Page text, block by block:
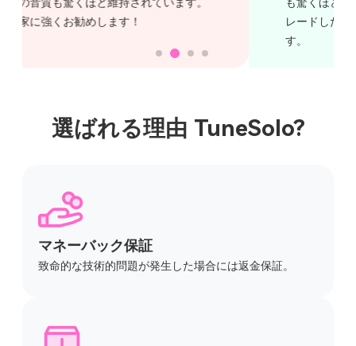
レードしたい音楽愛好家には必須のツールで
す。
選ばれる理由 TuneSolo?
マネーバック保証
致命的な技術的問題が発生した場合には返金保証。